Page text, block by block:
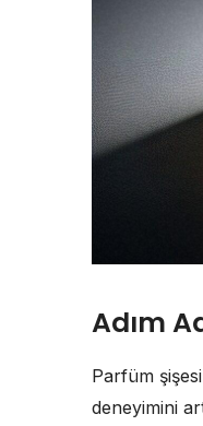
Adım
Parfüm
deneyimini